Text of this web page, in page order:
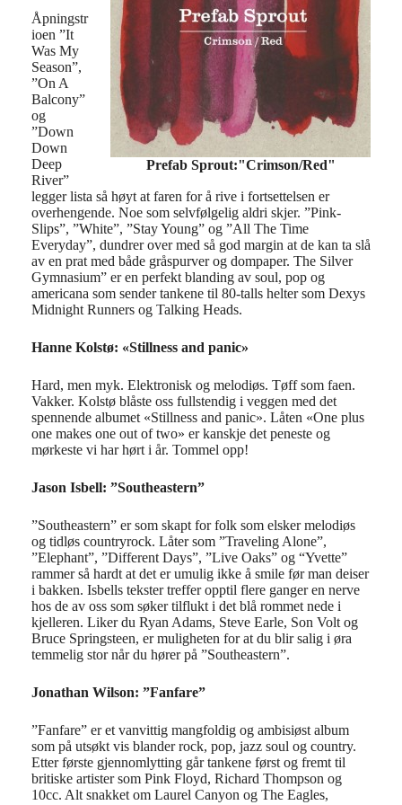
Prefab Sprout:"Crimson/Red"
Åpningstr
ioen ”It
Was My
Season”,
”On A
Balcony”
og
”Down
Down
Deep
River”
legger lista så høyt at faren for å rive i fortsettelsen er
overhengende. Noe som selvfølgelig aldri skjer. ”Pink-
Slips”, ”White”, ”Stay Young” og ”All The Time
Everyday”, dundrer over med så god margin at de kan ta slå
av en prat med både gråspurver og dompaper. The Silver
Gymnasium” er en perfekt blanding av soul, pop og
americana som sender tankene til 80-talls helter som Dexys
Midnight Runners og Talking Heads.
Hanne Kolstø: «Stillness and panic»
Hard, men myk. Elektronisk og melodiøs. Tøff som faen.
Vakker. Kolstø blåste oss fullstendig i veggen med det
spennende albumet «Stillness and panic». Låten «One plus
one makes one out of two» er kanskje det peneste og
mørkeste vi har hørt i år. Tommel opp!
Jason Isbell: ”Southeastern”
”Southeastern” er som skapt for folk som elsker melodiøs
og tidløs countryrock. Låter som ”Traveling Alone”,
”Elephant”, ”Different Days”, ”Live Oaks” og “Yvette”
rammer så hardt at det er umulig ikke å smile før man deiser
i bakken. Isbells tekster treffer opptil flere ganger en nerve
hos de av oss som søker tilflukt i det blå rommet nede i
kjelleren. Liker du Ryan Adams, Steve Earle, Son Volt og
Bruce Springsteen, er muligheten for at du blir salig i øra
temmelig stor når du hører på ”Southeastern”.
Jonathan Wilson: ”Fanfare”
”Fanfare” er et vanvittig mangfoldig og ambisiøst album
som på utsøkt vis blander rock, pop, jazz soul og country.
Etter første gjennomlytting går tankene først og fremt til
britiske artister som Pink Floyd, Richard Thompson og
10cc. Alt snakket om Laurel Canyon og The Eagles,